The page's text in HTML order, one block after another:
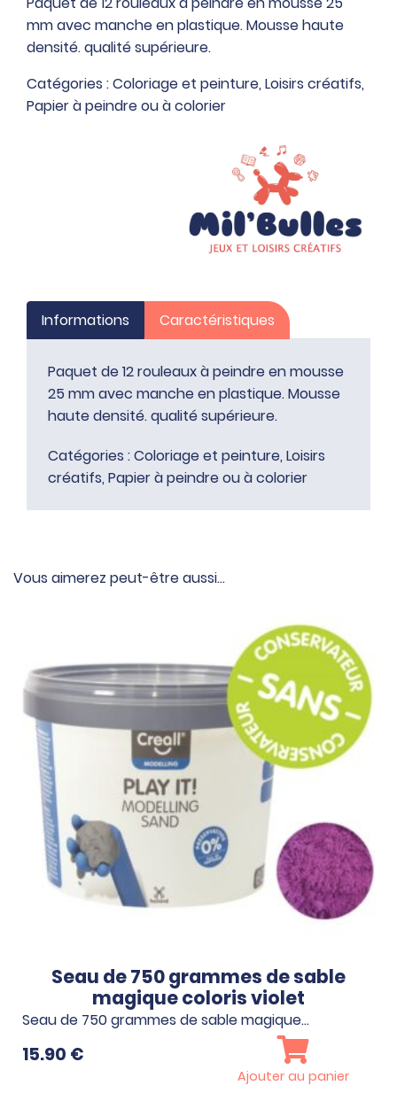
de
12
rouleaux
à
peindre
mm avec manche en plastique. Mousse haute
densité. qualité supérieure.
Catégories :Coloriage et peinture, Loisirs créatifs,
Papier à peindre ou à colorier
Informations Caractéristiques
Paquet de 12 rouleaux à peindre en mousse
25 mm avec manche en plastique. Mousse
haute densité. qualité supérieure.
Catégories :Coloriage et peinture, Loisirs
créatifs, Papier à peindre ou à colorier
Vous aimerez peut-être aussi…
Seau de 750 grammes de sable
magique coloris violet
Seau de 750 grammes de sable magique…
15.90 €
Ajouter au panier